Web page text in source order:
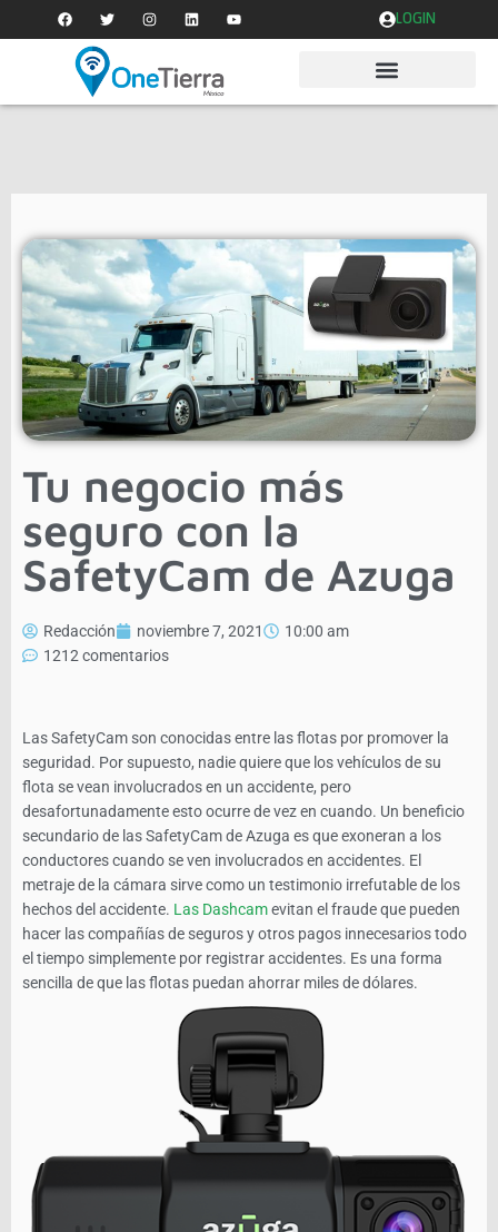
LOGIN
Tu negocio más
seguro con la
SafetyCam de Azuga
Redacción noviembre 7, 2021
10:00 am
1212 comentarios
Las SafetyCam son conocidas entre las flotas por promover la
seguridad. Por supuesto, nadie quiere que los vehículos de su
flota se vean involucrados en un accidente, pero
desafortunadamente esto ocurre de vez en cuando. Un beneficio
secundario de las SafetyCam de Azuga es que exoneran a los
conductores cuando se ven involucrados en accidentes. El
metraje de la cámara sirve como un testimonio irrefutable de los
hechos del accidente. Las Dashcamevitan el fraude que pueden
hacer las compañías de seguros y otros pagos innecesarios todo
el tiempo simplemente por registrar accidentes. Es una forma
sencilla de que las flotas puedan ahorrar miles de dólares.